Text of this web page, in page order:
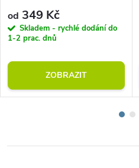
od 349 Kč
Skladem - rychlé dodání do
1-2 prac. dnů
ZOBRAZIT